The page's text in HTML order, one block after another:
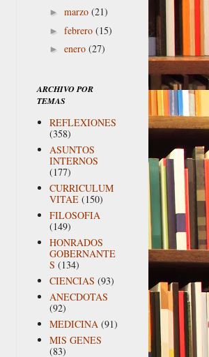
► marzo (21)
► febrero (15)
► enero (27)
ARCHIVO POR
TEMAS
REFLEXIONES
(358)
ASUNTOS
INTERNOS
(177)
CURRICULUM
VITAE (150)
FILOSOFIA
(149)
HONRADOS
GOBERNANTE
S (134)
CIENCIAS (93)
ANECDOTAS
(92)
MEDICINA (91)
MIS GENES
(83)